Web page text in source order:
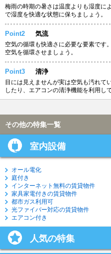
梅雨の時期の暑さは温度よりも湿度に
で湿度を快適な状態に保ちましょう。
Point2 気流
空気の循環も快適さに必要な要素です
空気を循環させましょう。
Point3 清浄
目には見えませんが実は空気も汚れて
したり、エアコンの清浄機能を利用し
その他の特集一覧
室内設備
オール電化
庭付き
インターネット無料の賃貸物件
家具家電付きの賃貸物件
都市ガス利用可
光ファイバー対応の賃貸物件
エアコン付き
人気の特集